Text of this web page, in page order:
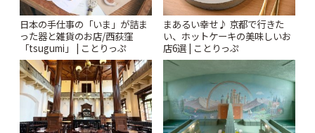
日本の手仕事の「いま」が詰ま
った器と雑貨のお店/西荻窪
「tsugumi」 | ことりっぷ
まあるい幸せ♪ 京都で行きた
い、ホットケーキの美味しいお
店6選 | ことりっぷ